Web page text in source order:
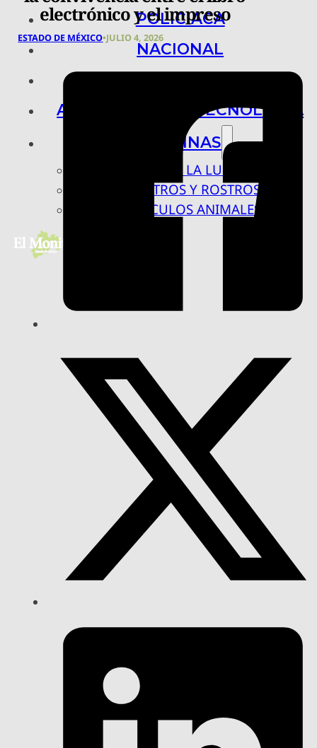
POLICIACA
NACIONAL
ARTE, CIENCIA Y TECNOLOGÍA
COLUMNAS
BAJO LA LUPA
RASTROS Y ROSTROS
VÍNCULOS ANIMALES
electrónico y el impreso
ESTADO DE MÉXICO•JULIO 4, 2026